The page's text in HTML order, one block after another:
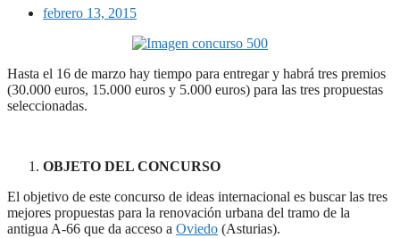
febrero 13, 2015
Hasta el 16 de marzo hay tiempo para entregar y habrá tres premios
(30.000 euros, 15.000 euros y 5.000 euros) para las tres propuestas
seleccionadas.
OBJETO DEL CONCURSO
El objetivo de este concurso de ideas internacional es buscar las tres
mejores propuestas para la renovación urbana del tramo de la
antigua A-66 que da acceso a Oviedo (Asturias).